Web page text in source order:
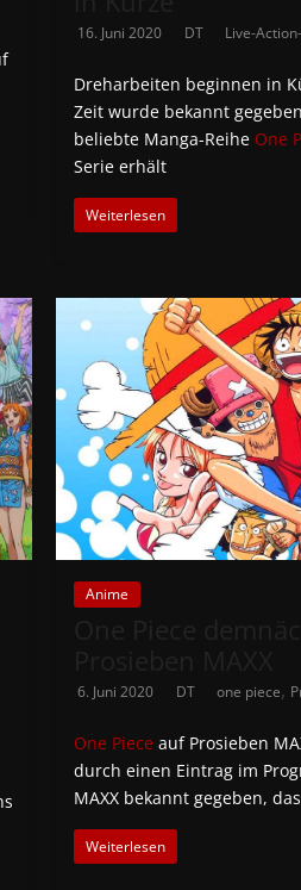
16. Juni 2020 DT Live-
Dreharbeiten beginnen in
Zeit wurde bekannt
beliebte Manga-Reihe One
Serie erhält
Weiterlesen
Anime
6. Juni 2020 DT one piece,
One Piece auf Prosieben
durch einen Eintrag im
MAXX bekannt gegeben,
Weiterlesen